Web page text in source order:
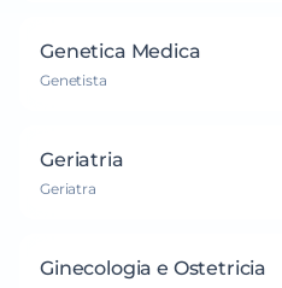
Genetica Medica
Genetista
Geriatria
Geriatra
Ginecologia e Ostetricia